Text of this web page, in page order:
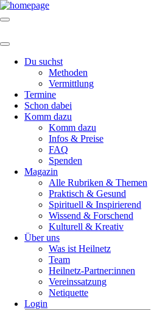
Du suchst
Methoden
Vermittlung
Termine
Schon dabei
Komm dazu
Komm dazu
Infos & Preise
FAQ
Spenden
Magazin
Alle Rubriken & Themen
Praktisch & Gesund
Spirituell & Inspirierend
Wissend & Forschend
Kulturell & Kreativ
Über uns
Was ist Heilnetz
Team
Heilnetz-Partner:innen
Vereinssatzung
Netiquette
Login